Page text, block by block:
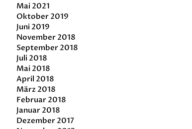
Mai 2021
Oktober 2019
Juni 2019
November 2018
September 2018
Juli 2018
Mai 2018
April 2018
März 2018
Februar 2018
Januar 2018
Dezember 2017